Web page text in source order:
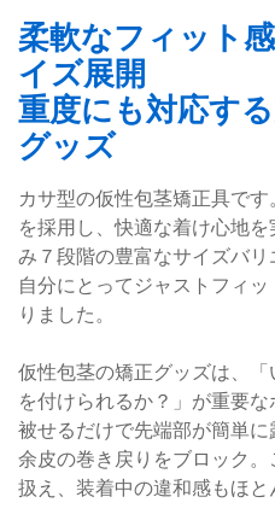
柔軟なフィット
イズ展開
重度にも対応す
グッズ
カサ型の仮性包茎矯正具で
を採用し、快適な着け心地
み７段階の豊富なサイズバ
自分にとってジャストフィ
りました。
仮性包茎の矯正グッズは、
を付けられるか？」が重要
被せるだけで先端部が簡単
余皮の巻き戻りをブロック
扱え、装着中の違和感もほと